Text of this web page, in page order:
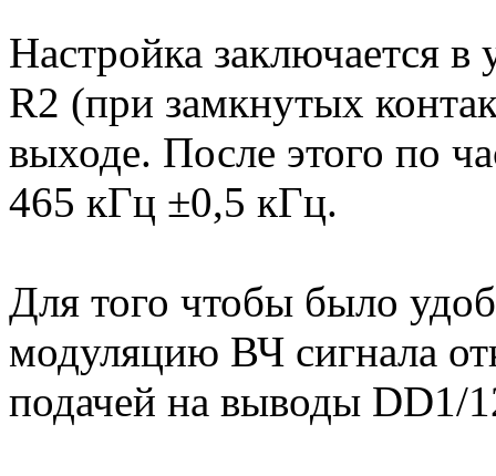
Настройка заключается в
R2 (при замкнутых
выходе. После этого по
465 кГц ±0,5 кГц.
Для того чтобы было
модуляцию ВЧ сигнала
подачей на выводы DD1/